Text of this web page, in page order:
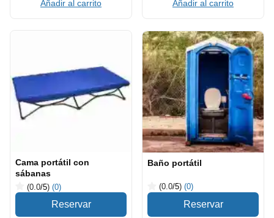
Añadir al carrito Añadir al carrito
Cama portátil con
sábanas
(0.0/5) (0)
Baño portátil
(0.0/5) (0)